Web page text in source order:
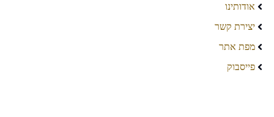
אודותינו
יצירת קשר
מפת אתר
פייסבוק